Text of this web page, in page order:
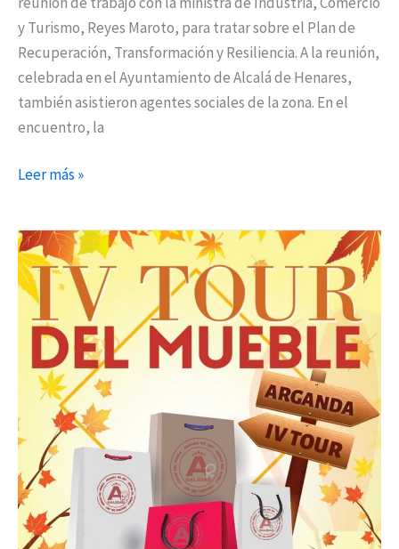
y Turismo, Reyes Maroto, para tratar sobre el Plan de
Recuperación, Transformación y Resiliencia. A la reunión,
celebrada en el Ayuntamiento de Alcalá de Henares,
también asistieron agentes sociales de la zona. En el
encuentro, la
Leer más »
El
IV
Tour
del
Mueble
de
Arganda
del
Rey
celebrará
del